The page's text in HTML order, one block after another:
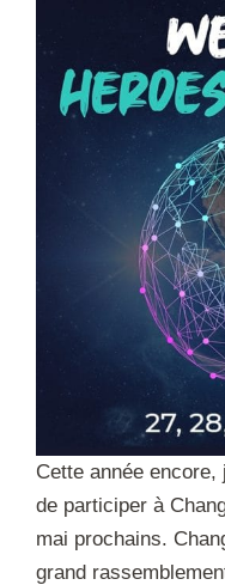
Cette année encore,
de participer à
mai prochains.
grand